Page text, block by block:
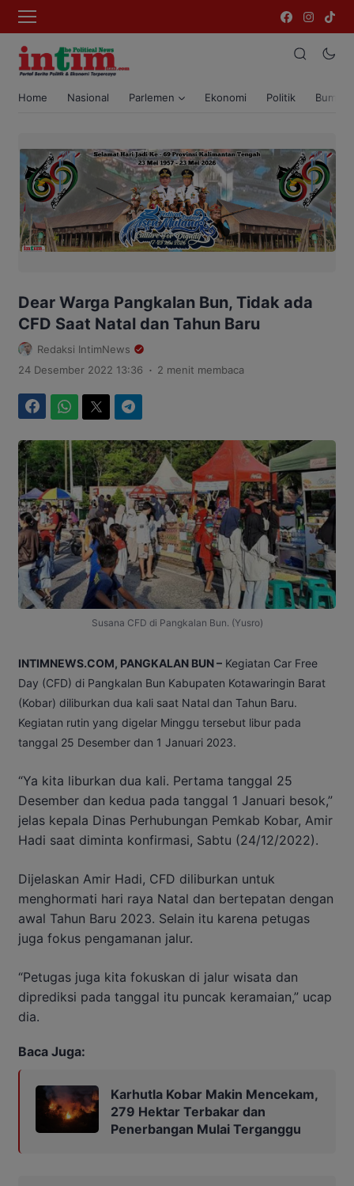
Home Nasional Parlemen Ekonomi Politik Bumi
Dear Warga Pangkalan Bun, Tidak ada
CFD Saat Natal dan Tahun Baru
Redaksi IntimNews
24 Desember 2022 13:36 . 2 menit membaca
Susana CFD di Pangkalan Bun. (Yusro)
INTIMNEWS.COM, PANGKALAN BUN – Kegiatan Car Free
Day (CFD) di Pangkalan Bun Kabupaten Kotawaringin Barat
(Kobar) diliburkan dua kali saat Natal dan Tahun Baru.
Kegiatan rutin yang digelar Minggu tersebut libur pada
tanggal 25 Desember dan 1 Januari 2023.
“Ya kita liburkan dua kali. Pertama tanggal 25
Desember dan kedua pada tanggal 1 Januari besok,”
jelas kepala Dinas Perhubungan Pemkab Kobar, Amir
Hadi saat diminta konfirmasi, Sabtu (24/12/2022).
Dijelaskan Amir Hadi, CFD diliburkan untuk
menghormati hari raya Natal dan bertepatan dengan
awal Tahun Baru 2023. Selain itu karena petugas
juga fokus pengamanan jalur.
“Petugas juga kita fokuskan di jalur wisata dan
diprediksi pada tanggal itu puncak keramaian,” ucap
dia.
Baca Juga:
Karhutla Kobar Makin Mencekam,
279 Hektar Terbakar dan
Penerbangan Mulai Terganggu